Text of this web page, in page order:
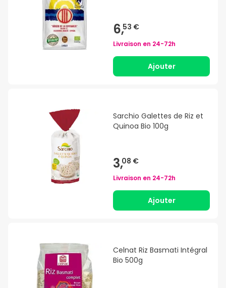
6,53 €
Livraison en 24-72h
Ajouter
Sarchio Galettes de Riz et
Quinoa Bio 100g
3,08 €
Livraison en 24-72h
Ajouter
Celnat Riz Basmati Intégral
Bio 500g